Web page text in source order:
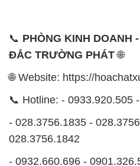
📞 PHÒNG KINH DOANH
ĐẮC TRƯỜNG PHÁT🌐
🌐 Website: https://
📞 Hotline: - 0933.920.505
- 028.3756.1835 -
028.3756.1842
- 0932.660.696 -